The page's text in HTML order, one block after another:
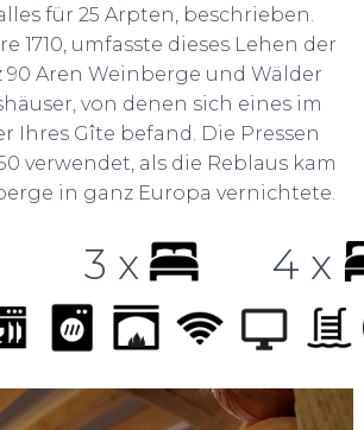
für 25 Arpten, beschrieben.
1710, umfasste dieses Lehen der
90 Aren Weinberge und Wälder
von denen sich eines im
Ihres Gîte befand. Die Pressen
verwendet, als die Reblaus kam
in ganz Europa vernichtete.
3 x 4 x